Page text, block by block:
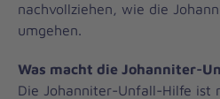
nachvollziehen, wie die
umgehen.
Was macht die Johanniter-
Die Johanniter-Unfall-Hilfe ist